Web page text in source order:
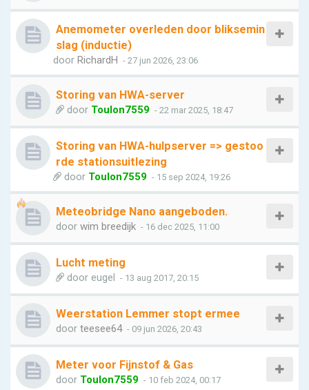
Anemometer overleden door bliksemin
slag (inductie)
door RichardH - 27 jun 2026, 23:06
Storing van HWA-server
door Toulon7559 - 22 mar 2025, 18:47
Storing van HWA-hulpserver => gestoo
rde stationsuitlezing
door Toulon7559 - 15 sep 2024, 19:26
Meteobridge Nano aangeboden.
door wim breedijk - 16 dec 2025, 11:00
Lucht meting
door eugel - 13 aug 2017, 20:15
Weerstation Lemmer stopt ermee
door teesee64 - 09 jun 2026, 20:43
Meter voor Fijnstof & Gas
door Toulon7559 - 10 feb 2024, 00:17